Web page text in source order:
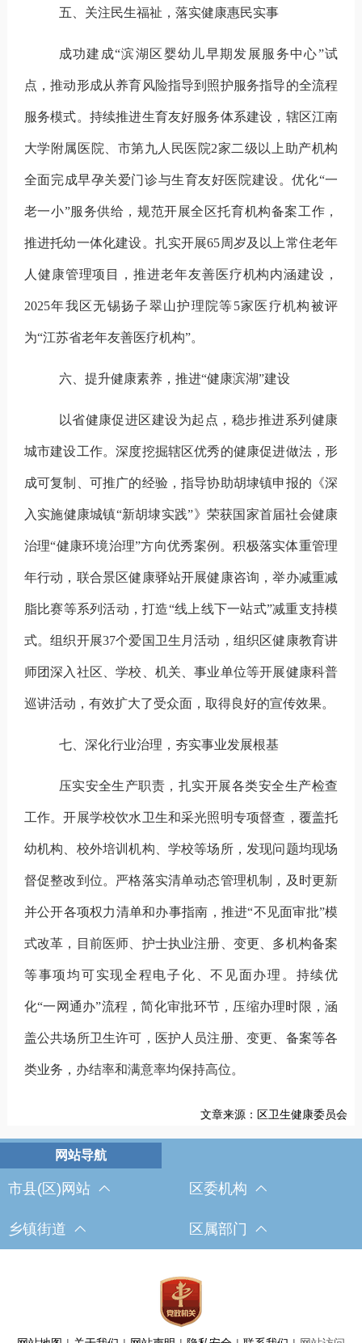
五、关注民生福祉，落实健康惠民实事
成功建成“滨湖区婴幼儿早期发展服务中心”试
点，推动形成从养育风险指导到照护服务指导的全流程
服务模式。持续推进生育友好服务体系建设，辖区江南
大学附属医院、市第九人民医院2家二级以上助产机构
全面完成早孕关爱门诊与生育友好医院建设。优化“一
老一小”服务供给，规范开展全区托育机构备案工作，
推进托幼一体化建设。扎实开展65周岁及以上常住老年
人健康管理项目，推进老年友善医疗机构内涵建设，
2025年我区无锡扬子翠山护理院等5家医疗机构被评
为“江苏省老年友善医疗机构”。
六、提升健康素养，推进“健康滨湖”建设
以省健康促进区建设为起点，稳步推进系列健康
城市建设工作。深度挖掘辖区优秀的健康促进做法，形
成可复制、可推广的经验，指导协助胡埭镇申报的《深
入实施健康城镇“新胡埭实践”》荣获国家首届社会健康
治理“健康环境治理”方向优秀案例。积极落实体重管理
年行动，联合景区健康驿站开展健康咨询，举办减重减
脂比赛等系列活动，打造“线上线下一站式”减重支持模
式。组织开展37个爱国卫生月活动，组织区健康教育讲
师团深入社区、学校、机关、事业单位等开展健康科普
巡讲活动，有效扩大了受众面，取得良好的宣传效果。
七、深化行业治理，夯实事业发展根基
压实安全生产职责，扎实开展各类安全生产检查
工作。开展学校饮水卫生和采光照明专项督查，覆盖托
幼机构、校外培训机构、学校等场所，发现问题均现场
督促整改到位。严格落实清单动态管理机制，及时更新
并公开各项权力清单和办事指南，推进“不见面审批”模
式改革，目前医师、护士执业注册、变更、多机构备案
等事项均可实现全程电子化、不见面办理。持续优
化“一网通办”流程，简化审批环节，压缩办理时限，涵
盖公共场所卫生许可，医护人员注册、变更、备案等各
类业务，办结率和满意率均保持高位。
文章来源：区卫生健康委员会
市县(区)网站 区委机构
乡镇街道 区属部门